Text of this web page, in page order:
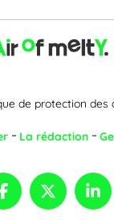
de protection des
La rédaction